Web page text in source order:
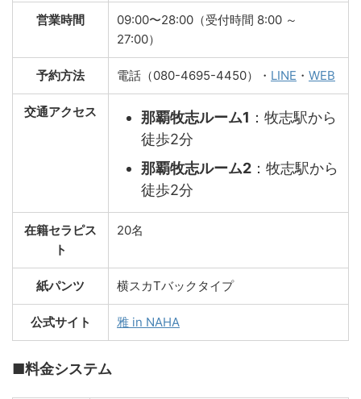
営業時間 09:00〜28:00（受付時間 8:00 ～
27:00）
予約方法 電話（080-4695-4450）・ LINE ・ WEB
交通アクセス 那覇牧志ルーム1 ：牧志駅から
徒歩2分
那覇牧志ルーム2 ：牧志駅から
徒歩2分
在籍セラピス
ト
20名
紙パンツ 横スカTバックタイプ
公式サイト 雅 in NAHA
■料金システム